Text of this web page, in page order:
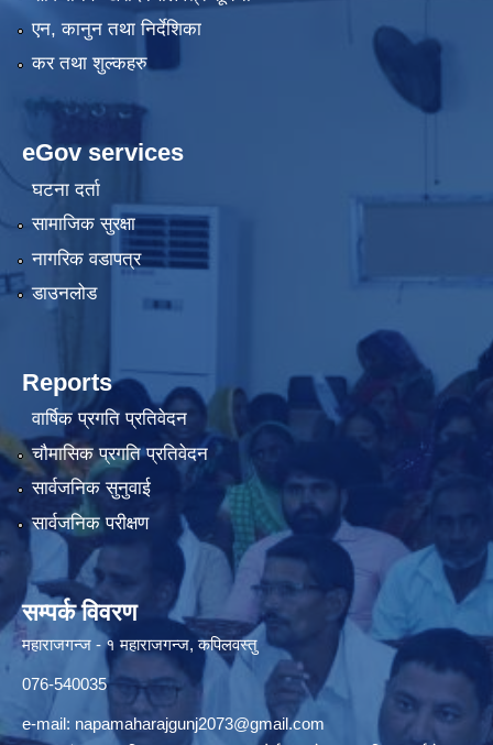
एन, कानुन तथा निर्देशिका
कर तथा शुल्कहरु
eGov services
घटना दर्ता
सामाजिक सुरक्षा
नागरिक वडापत्र
डाउनलोड
Reports
वार्षिक प्रगति प्रतिवेदन
चौमासिक प्रगति प्रतिवेदन
सार्वजनिक सुनुवाई
सार्वजनिक परीक्षण
सम्पर्क विवरण
महाराजगन्ज - १ महाराजगन्ज, कपिलवस्तु
076-540035
e-mail: napamaharajgunj2073@gmail.com